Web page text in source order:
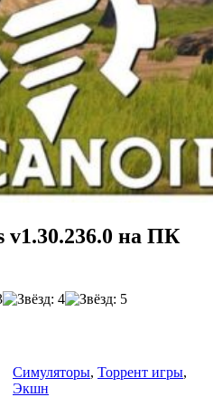
v1.30.236.0 на ПК
Симуляторы, Торрент игры,
Экшн